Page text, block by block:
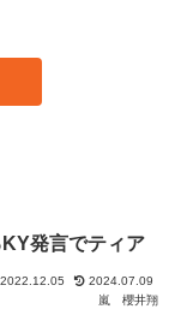
発言でティア
2024.07.09
嵐
櫻井翔